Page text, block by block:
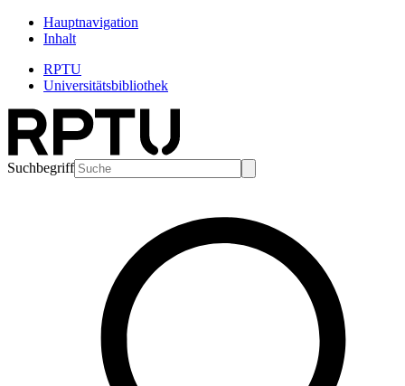
Hauptnavigation
Inhalt
RPTU
Universitätsbibliothek
Suchbegriff